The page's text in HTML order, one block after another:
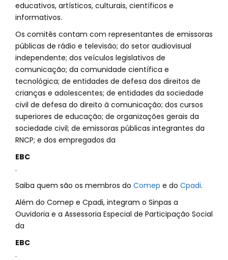
educativos, artísticos, culturais, científicos e
informativos.
Os comitês contam com representantes de emissoras
públicas de rádio e televisão; do setor audiovisual
independente; dos veículos legislativos de
comunicação; da comunidade científica e
tecnológica; de entidades de defesa dos direitos de
crianças e adolescentes; de entidades da sociedade
civil de defesa do direito à comunicação; dos cursos
superiores de educação; de organizações gerais da
sociedade civil; de emissoras públicas integrantes da
RNCP; e dos empregados da
EBC
.
Saiba quem são os membros do Comep e do Cpadi.
Além do Comep e Cpadi, integram o Sinpas a
Ouvidoria e a Assessoria Especial de Participação Social
da
EBC
.